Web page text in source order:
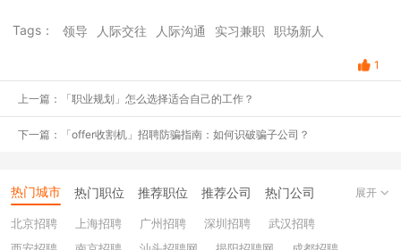
坚持住，成长往往就在这个崩溃瞬间！
实习期间，你都有过哪些崩溃瞬间？
@不会飞：
邮件系统，英文的报告和表格，同事之间聊天也都是中英夹杂的，我
有时候甚至都听不懂他们在说什么，感觉自己在里面像个傻子。
Tags： 领导 人际交往 人际沟通 实习兼职 职场新人
1
上一篇：「职业规划」怎么选择适合自己的工作？
下一篇：「offer收割机」招聘防骗指南：如何识破骗子公司？
热门城市 热门职位 推荐职位 推荐公司 热门公司
北京招聘 上海招聘 广州招聘 深圳招聘
武汉招聘
展开